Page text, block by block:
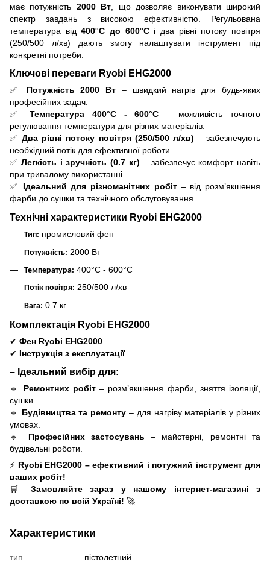
має потужність 2000 Вт , що дозволяє виконувати широкий
спектр завдань з високою ефективністю. Регульована
температура від400°C до 600°Cі два рівні потоку повітря
(250/500 л/хв) дають змогу налаштувати інструмент під
конкретні потреби.
Ключові переваги Ryobi EHG2000
✅ Потужність 2000 Вт – швидкий нагрів для будь-яких
професійних задач.
✅
Температура 400°C - 600°C – можливість точного
регулювання температури для різних матеріалів.
✅ Два рівні потоку повітря (250/500 л/хв) – забезпечують
необхідний потік для ефективної роботи.
✅ Легкість і зручність (0.7 кг) – забезпечує комфорт навіть
при тривалому використанні.
✅
Ідеальний для різноманітних робіт– від розм’якшення
фарби до сушки та технічного обслуговування.
Технічні характеристики Ryobi EHG2000
Тип: промисловий фен
Потужність: 2000 Вт
Температура: 400°C - 600°C
Потік повітря: 250/500 л/хв
Вага: 0.7 кг
Комплектація Ryobi EHG2000
✔ Фен Ryobi EHG2000
✔ Інструкція з експлуатації
– Ідеальний вибір для:
🔸 Ремонтних робіт– розм’якшення фарби, зняття ізоляції,
сушки.
🔸
Будівництва та ремонту – для нагріву матеріалів у різних
умовах.
🔸
Професійних застосувань – майстерні, ремонтні та
будівельні роботи.
⚡ Ryobi EHG2000 – ефективний і потужний інструмент для
ваших робіт!
🛒
Замовляйте зараз у нашому інтернет-магазині з
доставкою по всій Україні! 🚀
Характеристики
тип
пістолетний